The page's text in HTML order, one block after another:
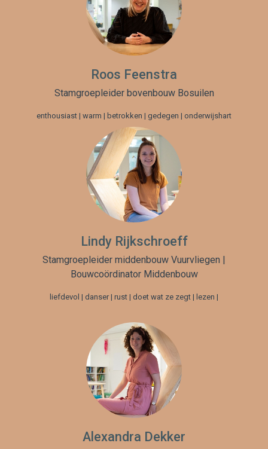
Roos Feenstra
Stamgroepleider bovenbouw Bosuilen
enthousiast | warm | betrokken | gedegen | onderwijshart
Lindy Rijkschroeff
Stamgroepleider middenbouw Vuurvliegen |
Bouwcoördinator Middenbouw
liefdevol | danser | rust | doet wat ze zegt | lezen |
Alexandra Dekker